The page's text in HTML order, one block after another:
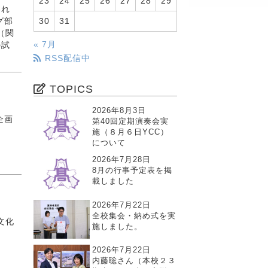
部
関
画
化
30 31
« 7月
RSS配信中
TOPICS
2026年8月3日
第40回定期演奏会実
施（８月６日YCC）
について
2026年7月28日
8月の行事予定表を掲
載しました
2026年7月22日
全校集会・納め式を実
施しました。
2026年7月22日
内藤聡さん（本校２３